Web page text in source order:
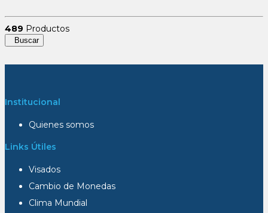
489 Productos
Buscar
Institucional
Quienes somos
Links Útiles
Visados
Cambio de Monedas
Clima Mundial